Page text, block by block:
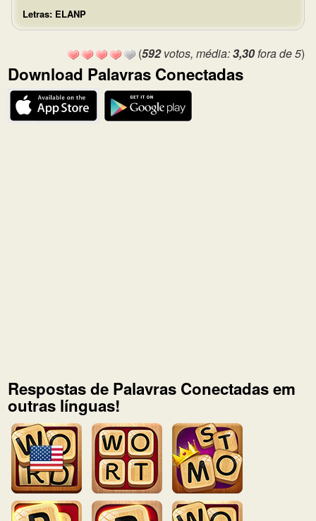
Letras: ELANP
(592votos, média:3,30fora de 5)
Download Palavras Conectadas
Respostas de Palavras Conectadas em
outras línguas!